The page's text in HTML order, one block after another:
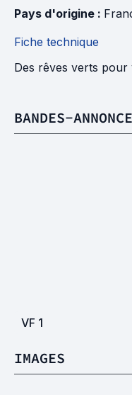
Pays d'origine :
Fiche technique
Des rêves verts pour
BANDES-
VF 1
IMAGES